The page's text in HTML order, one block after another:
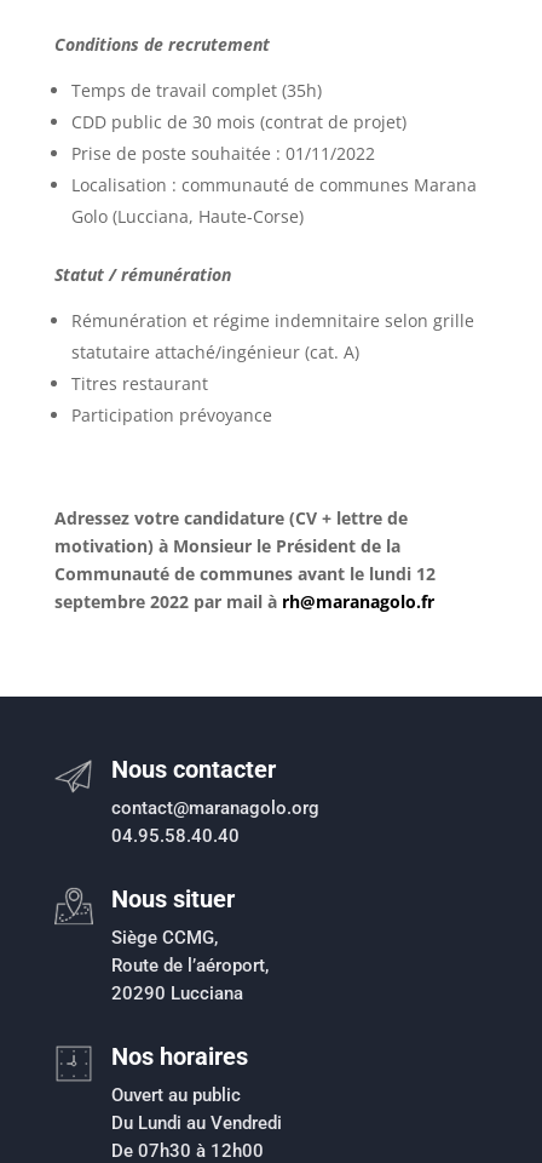
Conditions de recrutement
Temps de travail complet (35h)
CDD public de 30 mois (contrat de projet)
Prise de poste souhaitée : 01/11/2022
Localisation : communauté de communes Marana
Golo (Lucciana, Haute-Corse)
Statut / rémunération
Rémunération et régime indemnitaire selon grille
statutaire attaché/ingénieur (cat. A)
Titres restaurant
Participation prévoyance
Adressez votre candidature (CV + lettre de
motivation) à Monsieur le Président de la
Communauté de communes avant le lundi 12
septembre 2022 par mail à rh@maranagolo.fr
Nous contacter
contact@maranagolo.org
04.95.58.40.40
Nous situer
Siège CCMG,
Route de l’aéroport,
20290 Lucciana
Nos horaires
Ouvert au public
Du Lundi au Vendredi
De 07h30 à 12h00